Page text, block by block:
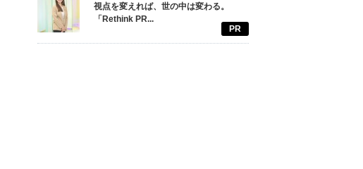
視点を変えれば、世の中は変わる。
「Rethink PR...
PR